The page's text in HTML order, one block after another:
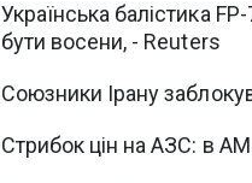
Українська балістика
бути восени, - Reuters
Союзники Ірану
Стрибок цін на АЗС: в